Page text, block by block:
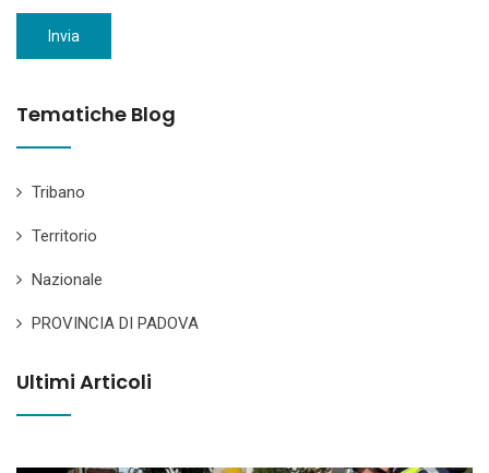
Invia
Tematiche Blog
Tribano
Territorio
Nazionale
PROVINCIA DI PADOVA
Ultimi Articoli